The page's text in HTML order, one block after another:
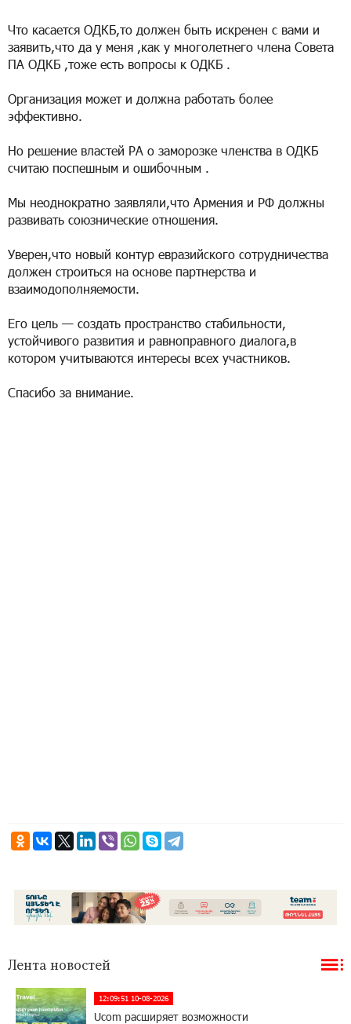
Что касается ОДКБ,то должен быть искренен с вами и
заявить,что да у меня ,как у многолетнего члена Совета
ПА ОДКБ ,тоже есть вопросы к ОДКБ .
Организация может и должна работать более
эффективно.
Но решение властей РА о заморозке членства в ОДКБ
считаю поспешным и ошибочным .
Мы неоднократно заявляли,что Армения и РФ должны
развивать союзнические отношения.
Уверен,что новый контур евразийского сотрудничества
должен строиться на основе партнерства и
взаимодополняемости.
Его цель — создать пространство стабильности,
устойчивого развития и равноправного диалога,в
котором учитываются интересы всех участников.
Спасибо за внимание.
Лента новостей
12:09:51 10-08-2026
Ucom расширяет возможности